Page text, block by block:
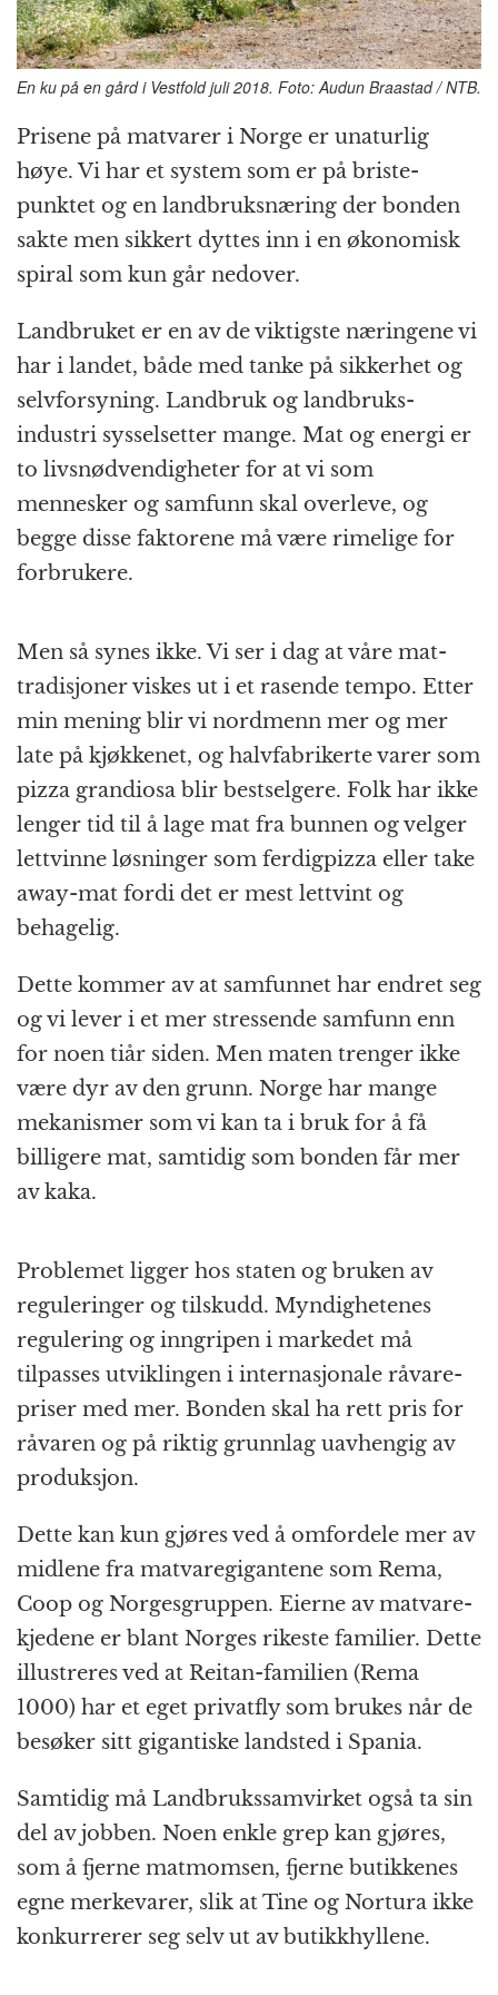
En ku på en gård i Vestfold juli 2018. Foto: Audun Braastad / NTB.
Prisene på matvarer i Norge er unaturlig
høye. Vi har et system som er på briste­
punktet og en landbruks­næring der bonden
sakte men sikkert dyttes inn i en økonomisk
spiral som kun går nedover.
Landbruket er en av de viktigste næringene vi
har i landet, både med tanke på sikkerhet og
selvforsyning. Landbruk og landbruks­
industri syssel­setter mange. Mat og energi er
to livs­nødvendig­heter for at vi som
mennesker og samfunn skal overleve, og
begge disse faktorene må være rimelige for
forbrukere.
Men så synes ikke. Vi ser i dag at våre mat­
tradisjoner viskes ut i et rasende tempo. Etter
min mening blir vi nordmenn mer og mer
late på kjøkkenet, og halv­fabrikerte varer som
pizza grandiosa blir bestselgere. Folk har ikke
lenger tid til å lage mat fra bunnen og velger
lettvinne løsninger som ferdig­pizza eller take
away-mat fordi det er mest lettvint og
behagelig.
Dette kommer av at samfunnet har endret seg
og vi lever i et mer stressende samfunn enn
for noen tiår siden. Men maten trenger ikke
være dyr av den grunn. Norge har mange
mekanismer som vi kan ta i bruk for å få
billigere mat, samtidig som bonden får mer
av kaka.
Problemet ligger hos staten og bruken av
reguleringer og tilskudd. Myndig­hetenes
regulering og inngripen i markedet må
tilpasses utviklingen i inter­nasjonale råvare­
priser med mer. Bonden skal ha rett pris for
råvaren og på riktig grunnlag uavhengig av
produksjon.
Dette kan kun gjøres ved å omfordele mer av
midlene fra matvare­gigantene som Rema,
Coop og Norges­gruppen. Eierne av matvare­
kjedene er blant Norges rikeste familier. Dette
illustreres ved at Reitan-familien (Rema
1000) har et eget privatfly som brukes når de
besøker sitt gigantiske landsted i Spania.
Samtidig må Landbruks­samvirket også ta sin
del av jobben. Noen enkle grep kan gjøres,
som å fjerne matmomsen, fjerne butikkenes
egne merkevarer, slik at Tine og Nortura ikke
konkurrerer seg selv ut av butikk­hyllene.